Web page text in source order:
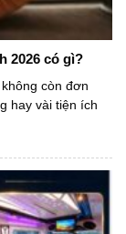
2026 có gì?
còn đơn
hay vài tiện ích